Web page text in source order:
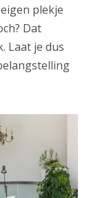
plekje
Dat
Laat je dus